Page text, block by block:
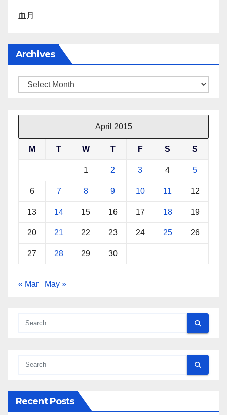
血月
Archives
Archives
April 2015
M T W T F S S
1 2 3 4 5
6 7 8 9 10 11 12
13 14 15 16 17 18 19
20 21 22 23 24 25 26
27 28 29 30
« Mar May »
Recent Posts